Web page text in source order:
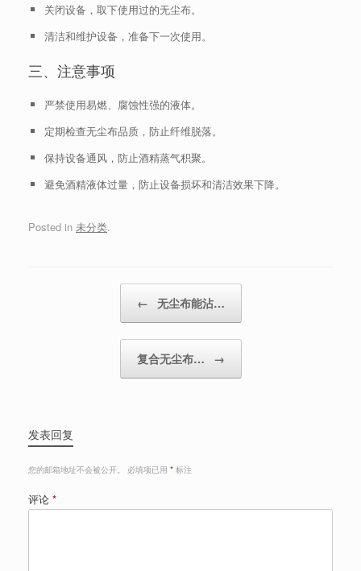
关闭设备，取下使用过的无尘布。
清洁和维护设备，准备下一次使用。
三、注意事项
严禁使用易燃、腐蚀性强的液体。
定期检查无尘布品质，防止纤维脱落。
保持设备通风，防止酒精蒸气积聚。
避免酒精液体过量，防止设备损坏和清洁效果下降。
Posted in 未分类.
← 无尘布能沾…
复合无尘布… →
发表回复
您的邮箱地址不会被公开。 必填项已用 * 标注
评论 *